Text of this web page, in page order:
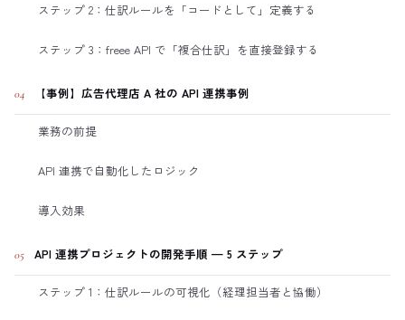
ステップ 2：仕訳ルールを「コードとして」定義する
ステップ 3：freee API で「複合仕訳」を直接登録する
04 【事例】広告代理店 A 社の API 連携事例
業務の前提
API 連携で自動化したロジック
導入効果
05 API 連携プロジェクトの開発手順 — 5 ステップ
ステップ 1：仕訳ルールの可視化（経理担当者と協働）